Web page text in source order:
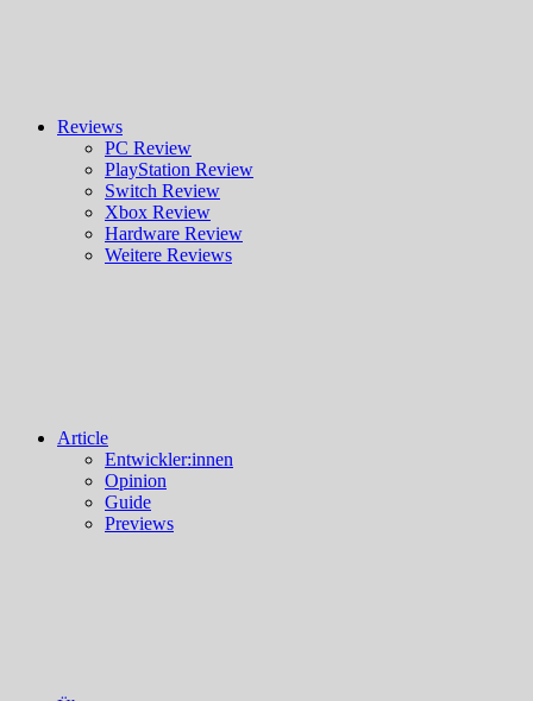
Reviews
PC Review
PlayStation Review
Switch Review
Xbox Review
Hardware Review
Weitere Reviews
Article
Entwickler:innen
Opinion
Guide
Previews